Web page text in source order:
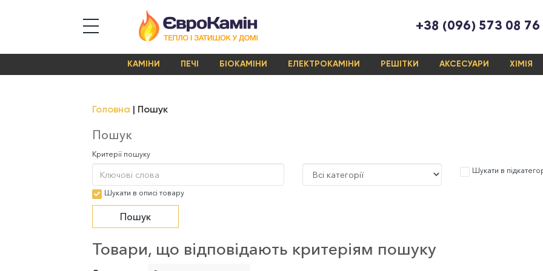
+38 (096) 573 08 76
КАМІНИ ПЕЧІ БІОКАМІНИ ЕЛЕКТРОКАМІНИ РЕШІТКИ АКСЕСУАРИ ХІМІЯ
Головна Пошук
Пошук
Критерії пошуку
Шукати в
Шукати в описі товару
Товари, що відповідають критеріям пошуку